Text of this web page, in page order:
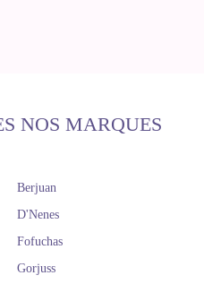
NOS MARQUES
Berjuan
D'Nenes
Fofuchas
Gorjuss